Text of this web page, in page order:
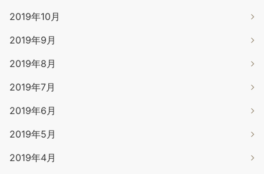
2019年10月
2019年9月
2019年8月
2019年7月
2019年6月
2019年5月
2019年4月